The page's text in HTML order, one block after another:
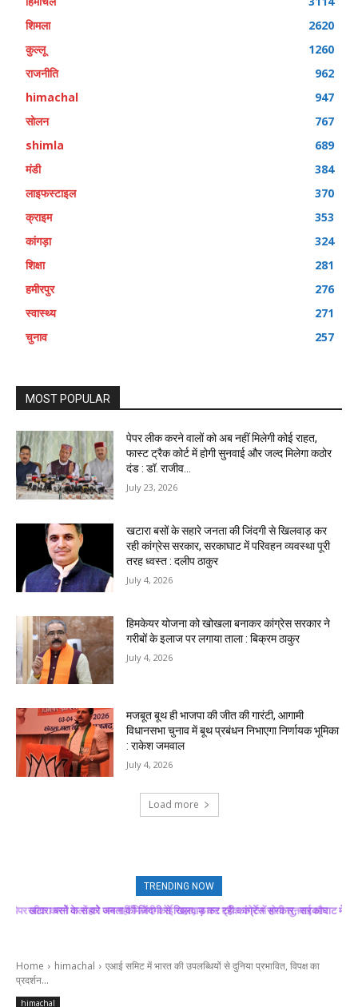
शिमला
2620
कुल्लू
1260
राजनीति
962
himachal
947
सोलन
767
shimla
689
मंडी
384
लाइफस्टाइल
370
क्राइम
353
कांगड़ा
324
शिक्षा
281
हमीरपुर
276
स्वास्थ्य
271
चुनाव
257
MOST POPULAR
पेपर लीक करने वालों को अब नहीं मिलेगी कोई राहत,
फास्ट ट्रैक कोर्ट में होगी सुनवाई और जल्द मिलेगा कठोर
दंड : डॉ. राजीव...
July 23, 2026
खटारा बसों के सहारे जनता की जिंदगी से खिलवाड़ कर
रही कांग्रेस सरकार, सरकाघाट में परिवहन व्यवस्था पूरी
तरह ध्वस्त : दलीप ठाकुर
July 4, 2026
हिमकेयर योजना को खोखला बनाकर कांग्रेस सरकार ने
गरीबों के इलाज पर लगाया ताला : बिक्रम ठाकुर
July 4, 2026
मजबूत बूथ ही भाजपा की जीत की गारंटी, आगामी
विधानसभा चुनाव में बूथ प्रबंधन निभाएगा निर्णायक भूमिका
: राकेश जमवाल
July 4, 2026
Load more